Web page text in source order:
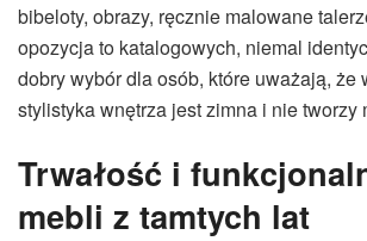
bibeloty, obrazy, ręcznie malowane
opozycja to katalogowych, niemal
dobry wybór dla osób, które uważają, że
stylistyka wnętrza jest zimna i nie tworzy
Trwałość i
mebli z tamtych lat